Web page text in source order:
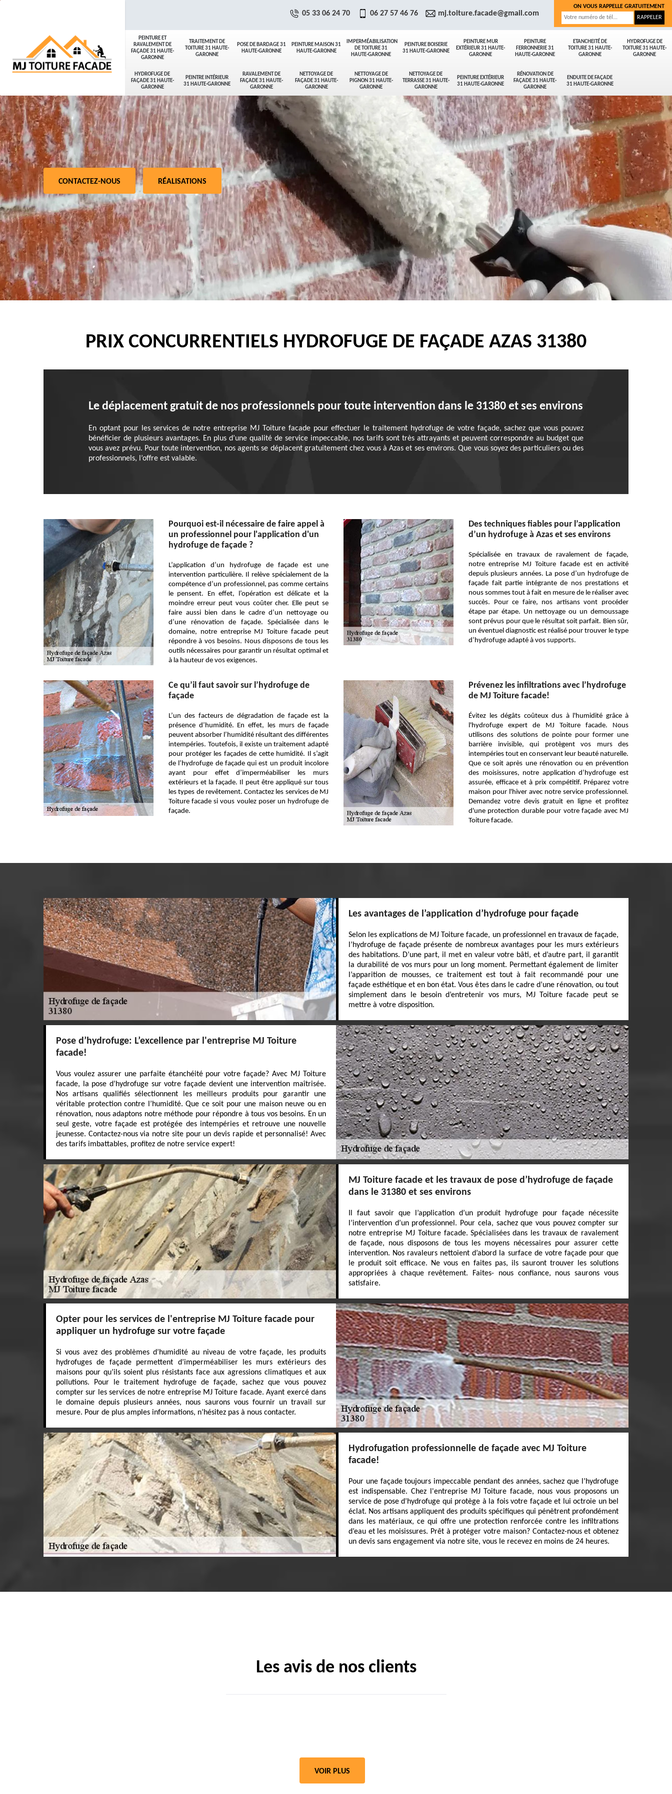
PEINTURE ET
RAVALEMENT DE
FAÇADE 31 HAUTE-
GARONNE
TRAITEMENT DE
TOITURE 31 HAUTE-
GARONNE
POSE DE BARDAGE 31
HAUTE-GARONNE
PEINTURE MAISON 31
HAUTE-GARONNE
IMPERMÉABILISATION
DE TOITURE 31
HAUTE-GARONNE
PEINTURE BOISERIE
31 HAUTE-GARONNE
PEINTURE MUR
EXTÉRIEUR 31 HAUTE-
GARONNE
PEINTURE
FERRONNERIE 31
HAUTE-GARONNE
ETANCHEITÉ DE
TOITURE 31 HAUTE-
GARONNE
HYDROFUGE DE
TOITURE 31 HAUTE-
GARONNE
HYDROFUGE DE
FAÇADE 31 HAUTE-
GARONNE
PEINTRE INTÉRIEUR
31 HAUTE-GARONNE
RAVALEMENT DE
FAÇADE 31 HAUTE-
GARONNE
NETTOYAGE DE
FAÇADE 31 HAUTE-
GARONNE
NETTOYAGE DE
PIGNON 31 HAUTE-
GARONNE
NETTOYAGE DE
TERRASSE 31 HAUTE-
GARONNE
PEINTURE EXTÉRIEUR
31 HAUTE-GARONNE
RÉNOVATION DE
FAÇADE 31 HAUTE-
GARONNE
ENDUITE DE FAÇADE
31 HAUTE-GARONNE
05 33 06 24 70 06 27 57 46 76 mj.toiture.facade@gmail.com
ON VOUS RAPPELLE GRATUITEMENT
CONTACTEZ-NOUS RÉALISATIONS
PRIX CONCURRENTIELS HYDROFUGE DE FAÇADE AZAS 31380
Le déplacement gratuit de nos professionnels pour toute intervention dans le 31380 et ses environs
En optant pour les services de notre entreprise MJ Toiture facade pour effectuer le traitement hydrofuge de votre façade, sachez que vous pouvez
bénéficier de plusieurs avantages. En plus d’une qualité de service impeccable, nos tarifs sont très attrayants et peuvent correspondre au budget que
vous avez prévu. Pour toute intervention, nos agents se déplacent gratuitement chez vous à Azas et ses environs. Que vous soyez des particuliers ou des
professionnels, l’offre est valable.
Pourquoi est-il nécessaire de faire appel à
un professionnel pour l'application d'un
hydrofuge de façade ?
L’application d’un hydrofuge de façade est une
intervention particulière. Il relève spécialement de la
compétence d’un professionnel, pas comme certains
le pensent. En effet, l’opération est délicate et la
moindre erreur peut vous coûter cher. Elle peut se
faire aussi bien dans le cadre d’un nettoyage ou
d’une rénovation de façade. Spécialisée dans le
domaine, notre entreprise MJ Toiture facade peut
répondre à vos besoins. Nous disposons de tous les
outils nécessaires pour garantir un résultat optimal et
à la hauteur de vos exigences.
Des techniques fiables pour l’application
d’un hydrofuge à Azas et ses environs
Spécialisée en travaux de ravalement de façade,
notre entreprise MJ Toiture facade est en activité
depuis plusieurs années. La pose d’un hydrofuge de
façade fait partie intégrante de nos prestations et
nous sommes tout à fait en mesure de le réaliser avec
succès. Pour ce faire, nos artisans vont procéder
étape par étape. Un nettoyage ou un demoussage
sont prévus pour que le résultat soit parfait. Bien sûr,
un éventuel diagnostic est réalisé pour trouver le type
d’hydrofuge adapté à vos supports.
Ce qu’il faut savoir sur l’hydrofuge de
façade
L’un des facteurs de dégradation de façade est la
présence d’humidité. En effet, les murs de façade
peuvent absorber l’humidité résultant des différentes
intempéries. Toutefois, il existe un traitement adapté
pour protéger les façades de cette humidité. Il s’agit
de l’hydrofuge de façade qui est un produit incolore
ayant pour effet d’imperméabiliser les murs
extérieurs et la façade. Il peut être appliqué sur tous
les types de revêtement. Contactez les services de MJ
Toiture facade si vous voulez poser un hydrofuge de
façade.
Prévenez les infiltrations avec l’hydrofuge
de MJ Toiture facade!
Évitez les dégâts coûteux dus à l'humidité grâce à
l'hydrofuge expert de MJ Toiture facade. Nous
utilisons des solutions de pointe pour former une
barrière invisible, qui protègent vos murs des
intempéries tout en conservant leur beauté naturelle.
Que ce soit après une rénovation ou en prévention
des moisissures, notre application d’hydrofuge est
assurée, efficace et à prix compétitif. Préparez votre
maison pour l'hiver avec notre service professionnel.
Demandez votre devis gratuit en ligne et profitez
d'une protection durable pour votre façade avec MJ
Toiture facade.
Les avantages de l’application d’hydrofuge pour façade
Selon les explications de MJ Toiture facade, un professionnel en travaux de façade,
l’hydrofuge de façade présente de nombreux avantages pour les murs extérieurs
des habitations. D’une part, il met en valeur votre bâti, et d’autre part, il garantit
la durabilité de vos murs pour un long moment. Permettant également de limiter
l’apparition de mousses, ce traitement est tout à fait recommandé pour une
façade esthétique et en bon état. Vous êtes dans le cadre d’une rénovation, ou tout
simplement dans le besoin d’entretenir vos murs, MJ Toiture facade peut se
mettre à votre disposition.
Pose d’hydrofuge: L’excellence par l'entreprise MJ Toiture
facade!
Vous voulez assurer une parfaite étanchéité pour votre façade? Avec MJ Toiture
facade, la pose d’hydrofuge sur votre façade devient une intervention maîtrisée.
Nos artisans qualifiés sélectionnent les meilleurs produits pour garantir une
véritable protection contre l’humidité. Que ce soit pour une maison neuve ou en
rénovation, nous adaptons notre méthode pour répondre à tous vos besoins. En un
seul geste, votre façade est protégée des intempéries et retrouve une nouvelle
jeunesse. Contactez-nous via notre site pour un devis rapide et personnalisé! Avec
des tarifs imbattables, profitez de notre service expert!
MJ Toiture facade et les travaux de pose d’hydrofuge de façade
dans le 31380 et ses environs
Il faut savoir que l’application d’un produit hydrofuge pour façade nécessite
l’intervention d’un professionnel. Pour cela, sachez que vous pouvez compter sur
notre entreprise MJ Toiture facade. Spécialisées dans les travaux de ravalement
de façade, nous disposons de tous les moyens nécessaires pour assurer cette
intervention. Nos ravaleurs nettoient d’abord la surface de votre façade pour que
le produit soit efficace. Ne vous en faites pas, ils sauront trouver les solutions
appropriées à chaque revêtement. Faites- nous confiance, nous saurons vous
satisfaire.
Opter pour les services de l'entreprise MJ Toiture facade pour
appliquer un hydrofuge sur votre façade
Si vous avez des problèmes d’humidité au niveau de votre façade, les produits
hydrofuges de façade permettent d’imperméabiliser les murs extérieurs des
maisons pour qu’ils soient plus résistants face aux agressions climatiques et aux
pollutions. Pour le traitement hydrofuge de façade, sachez que vous pouvez
compter sur les services de notre entreprise MJ Toiture facade. Ayant exercé dans
le domaine depuis plusieurs années, nous saurons vous fournir un travail sur
mesure. Pour de plus amples informations, n’hésitez pas à nous contacter.
Hydrofugation professionnelle de façade avec MJ Toiture
facade!
Pour une façade toujours impeccable pendant des années, sachez que l’hydrofuge
est indispensable. Chez l'entreprise MJ Toiture facade, nous vous proposons un
service de pose d’hydrofuge qui protège à la fois votre façade et lui octroie un bel
éclat. Nos artisans appliquent des produits spécifiques qui pénètrent profondément
dans les matériaux, ce qui offre une protection renforcée contre les infiltrations
d’eau et les moisissures. Prêt à protéger votre maison? Contactez-nous et obtenez
un devis sans engagement via notre site, vous le recevez en moins de 24 heures.
Les avis de nos clients
VOIR PLUS